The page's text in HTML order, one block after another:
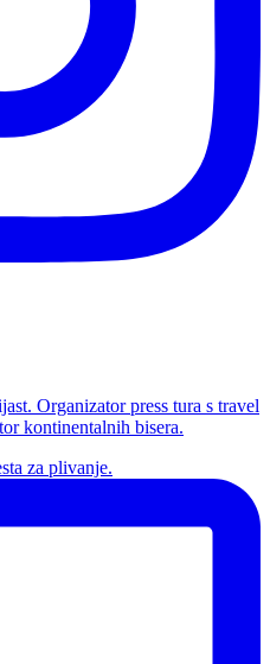
Organizator press tura s travel
kontinentalnih bisera.
za plivanje.